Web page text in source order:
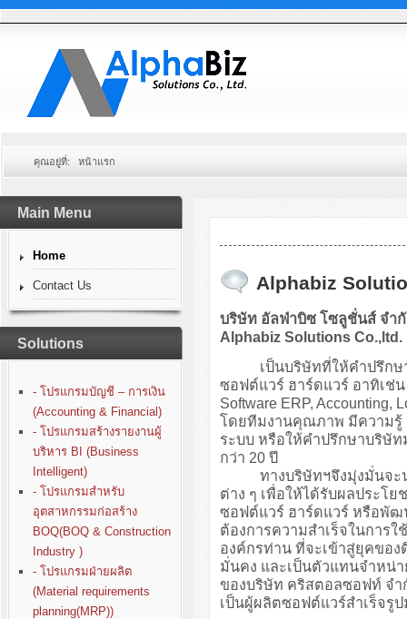
คุณอยู่ที่: หน้าแรก
Main Menu
Home
Contact Us
Solutions
- โปรแกรมบัญชี – การเงิน
(Accounting & Financial)
- โปรแกรมสร้างรายงานผู้
บริหาร BI (Business
Intelligent)
- โปรแกรมสำหรับ
อุตสาหกรรมก่อสร้าง
BOQ(BOQ & Construction
Industry )
- โปรแกรมฝ่ายผลิต
(Material requirements
planning(MRP))
Alphabiz
บริษัท อัลฟ่าบิซ โซลูชั่นส์ จำ
Alphabiz Solutions Co.,ltd.
เป็นบริษัทที่ให้คำปรึกษา
ซอฟต์แวร์ ฮาร์ดแวร์ อาทิเช่
Software ERP,
โดยทีมงานคุณภาพ มีความรู้
ระบบ หรือให้คำปรึกษาบริษั
กว่า 20 ปี
ทางบริษัทฯจึงมุ่งมั่นจะน
ต่าง ๆ เพื่อให้ได้รับผลประโย
ซอฟต์แวร์ ฮาร์ดแวร์ หรือพัฒ
ต้องการความสำเร็จในการ
องค์กรท่าน ที่จะเข้าสู่ยุคขอ
มั่นคง และเป็นตัวแทนจำหน่
ของบริษัท คริสตอลซอฟท์ จำ
เป็นผู้ผลิตซอฟต์แวร์สำเร็จรู